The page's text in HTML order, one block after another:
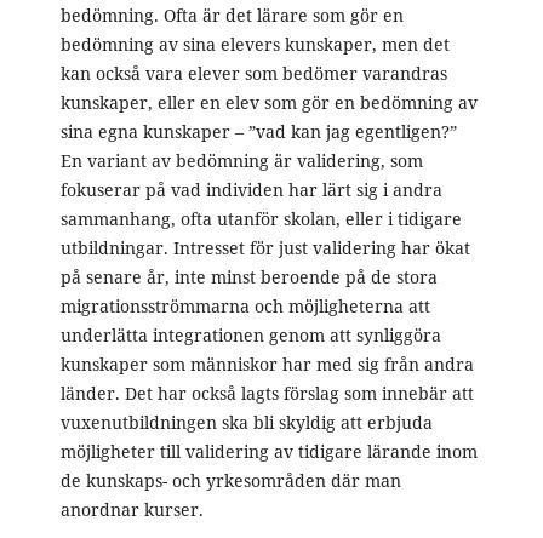
bedömning. Ofta är det lärare som gör en
bedömning av sina elevers kunskaper, men det
kan också vara elever som bedömer varandras
kunskaper, eller en elev som gör en bedömning av
sina egna kunskaper – ”vad kan jag egentligen?”
En variant av bedömning är validering, som
fokuserar på vad individen har lärt sig i andra
sammanhang, ofta utanför skolan, eller i tidigare
utbildningar. Intresset för just validering har ökat
på senare år, inte minst beroende på de stora
migrationsströmmarna och möjligheterna att
underlätta integrationen genom att synliggöra
kunskaper som människor har med sig från andra
länder. Det har också lagts förslag som innebär att
vuxenutbildningen ska bli skyldig att erbjuda
möjligheter till validering av tidigare lärande inom
de kunskaps- och yrkesområden där man
anordnar kurser.